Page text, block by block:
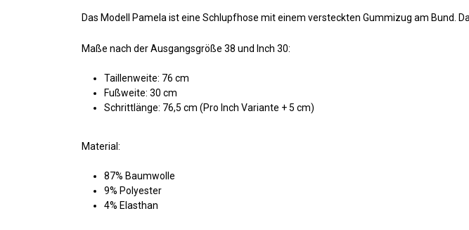
Das Modell Pamela ist eine Schlupfhose mit einem versteckten Gummizug am Bund.
Maße nach der Ausgangsgröße 38 und Inch 30:
Taillenweite: 76 cm
Fußweite: 30 cm
Schrittlänge: 76,5 cm (Pro Inch Variante + 5 cm)
Material:
87% Baumwolle
9% Polyester
4% Elasthan